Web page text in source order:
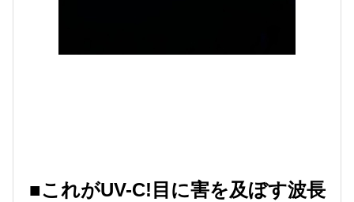
■これがUV-C!目に害を及ぼす波長